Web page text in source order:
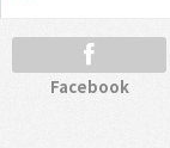
Facebook